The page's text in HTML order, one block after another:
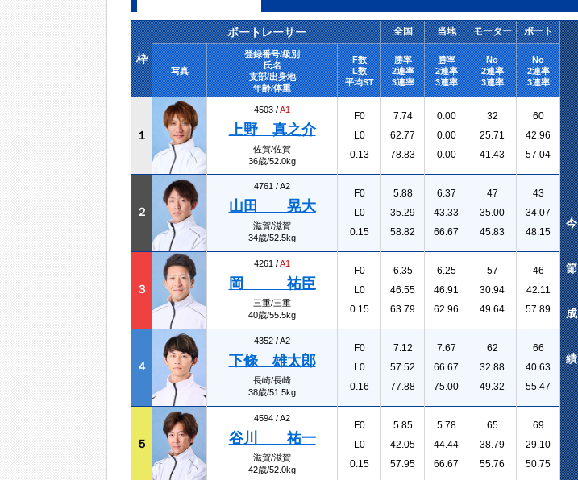
枠
ボートレーサー 全国 当地 モーター ボート
写真
登録番号/級別
氏名
支部/出身地
年齢/体重
F数
L数
平均ST
勝率
2連率
3連率
勝率
2連率
3連率
No
2連率
3連率
No
2連率
3連率
１
4503 /A1
上野 真之介
佐賀/佐賀
36歳/52.0kg
F0
L0
0.13
7.74
62.77
78.83
0.00
0.00
0.00
32
25.71
41.43
60
42.96
57.04
２
4761 /A2
山田 晃大
滋賀/滋賀
34歳/52.5kg
F0
L0
0.15
5.88
35.29
58.82
6.37
43.33
66.67
47
35.00
45.83
43
34.07
48.15
３
4261 /A1
岡 祐臣
三重/三重
40歳/55.5kg
F0
L0
0.15
6.35
46.55
63.79
6.25
46.91
62.96
57
30.94
49.64
46
42.11
57.89
４
4352 /A2
下條 雄太郎
長崎/長崎
38歳/51.5kg
F0
L0
0.16
7.12
57.52
77.88
7.67
66.67
75.00
62
32.88
49.32
66
40.63
55.47
５
4594 /A2
谷川 祐一
滋賀/滋賀
42歳/52.0kg
F0
L0
0.15
5.85
42.05
57.95
5.78
44.44
66.67
65
38.79
55.76
69
29.10
50.75
今
節
成
績